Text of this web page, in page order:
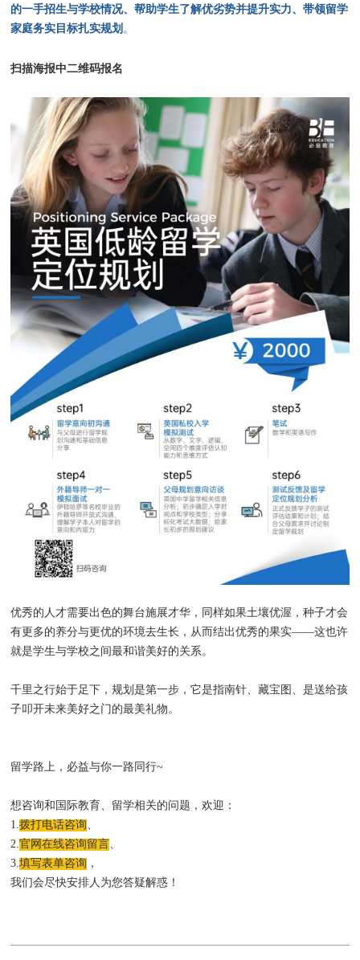
的一手招生与学校情况、帮助学生了解优劣势并提升实力、带领留学
家庭务实目标扎实规划 。
扫描海报中二维码报名
优秀的人才需要出色的舞台施展才华，同样如果土壤优渥，种子才会
有更多的养分与更优的环境去生长，从而结出优秀的果实——这也许
就是学生与学校之间最和谐美好的关系。
千里之行始于足下，规划是第一步，它是指南针、藏宝图、是送给孩
子叩开未来美好之门的最美礼物。
留学路上，必益与你一路同行~
想咨询和国际教育、留学相关的问题，欢迎：
1.拨打电话咨询、
2.官网在线咨询留言、
3.填写表单咨询 ，
我们会尽快安排人为您答疑解惑！